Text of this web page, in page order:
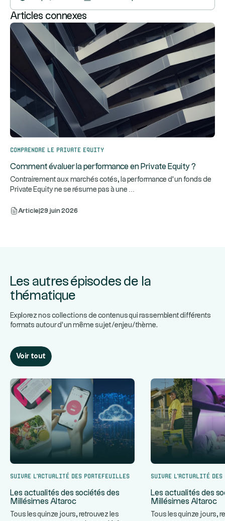
Articles connexes
Comprendre le Private Equity
Comment évaluer la performance en Private Equity ?
Contrairement aux marchés cotés, la performance d’un fonds de
Private Equity ne se résume pas à une ...
Article 29 juin 2026
Les autres épisodes de la
thématique
Explorez nos collections de contenus qui rassemblent différents
formats autour d’un même sujet/enjeu/thème.
Voir tout
Suivre l’actualité des portefeuilles
Les actualités des sociétés des
Millésimes Altaroc
Tous les quinze jours, retrouvez les
Suivre l’actualité
Les actualités des
Millésimes Altaroc
Tous les quinze jours,